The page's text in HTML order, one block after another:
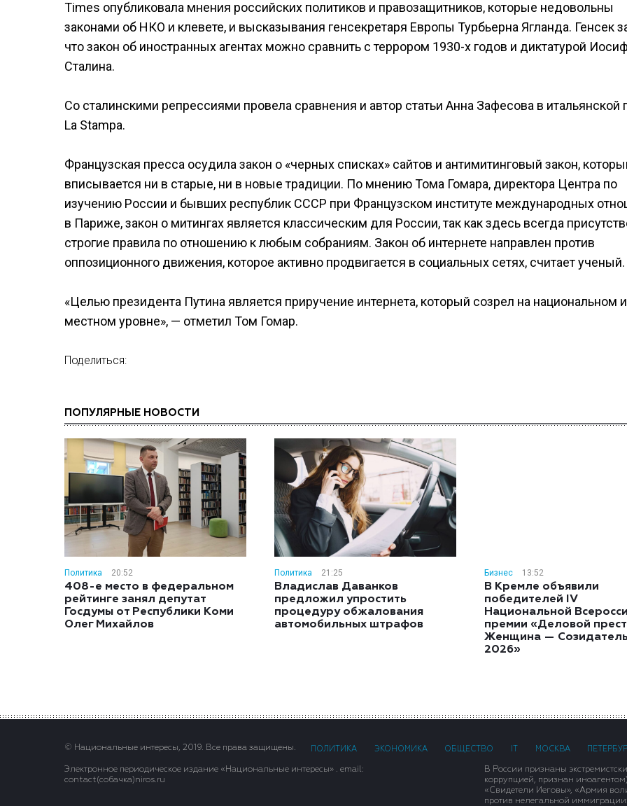
Times опубликовала мнения российских политиков и правозащитников, которые недовольны
законами об НКО и клевете, и высказывания генсекретаря Европы Турбьерна Ягланда. Генсек
что закон об иностранных агентах можно сравнить с террором 1930-х годов и диктатурой
Сталина.
Со сталинскими репрессиями провела сравнения и автор статьи Анна Зафесова в итальянской
La Stampa.
Французская пресса осудила закон о «черных списках» сайтов и антимитинговый закон,
вписывается ни в старые, ни в новые традиции. По мнению Тома Гомара, директора Центра по
изучению России и бывших республик СССР при Французском институте международных
в Париже, закон о митингах является классическим для России, так как здесь всегда
строгие правила по отношению к любым собраниям. Закон об интернете направлен против
оппозиционного движения, которое активно продвигается в социальных сетях, считает ученый.
«Целью президента Путина является приручение интернета, который созрел на национальном и
местном уровне», — отметил Том Гомар.
Поделиться:
ПОПУЛЯРНЫЕ НОВОСТИ
Политика 20:52
408-е место в федеральном
рейтинге занял депутат
Госдумы от Республики Коми
Олег Михайлов
Политика 21:25
Владислав Даванков
предложил упростить
процедуру обжалования
автомобильных штрафов
Бизнес 13:52
В Кремле объявили
победителей IV
Национальной
премии «Деловой
Женщина —
2026»
© Национальные интересы, 2019. Все права защищены. ПОЛИТИКА ЭКОНОМИКА ОБЩЕСТВО МОСКВА
Электронное периодическое издание «Национальные интересы» . email:
contact(сoбaчка)niros.ru
В России признаны
коррупцией, признан
«Свидетели Иеговы», «Армия
против нелегальной